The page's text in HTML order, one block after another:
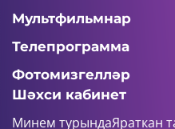
Мультфильмнар
Телепрограмма
Фотомизгелләр
Шәхси кабинет
Минем турындаЯраткан